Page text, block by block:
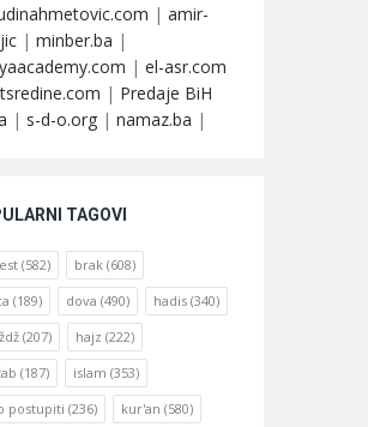
| amir-
| minber.ba |
| el-asr.com
| Predaje BiH
| s-d-o.org | namaz.ba |
TAGOVI
(582) brak (608)
(189) dova (490) hadis (340)
(207) hajz (222)
(187) islam (353)
postupiti (236) kur'an (580)